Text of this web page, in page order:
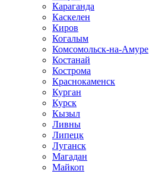
Караганда
Каскелен
Киров
Когалым
Комсомольск-на-Амуре
Костанай
Кострома
Краснокаменск
Курган
Курск
Кызыл
Ливны
Липецк
Луганск
Магадан
Майкоп